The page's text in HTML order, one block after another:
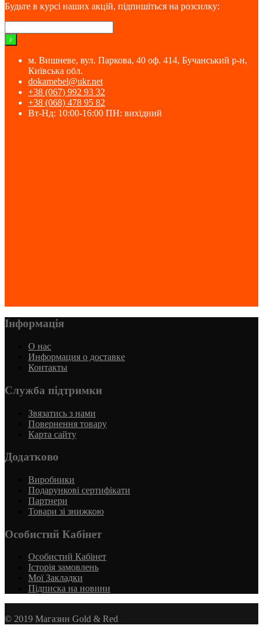
Будьте в курсі наших акцій, підпишіться на розсилку:
м. Вишневе, вул. Паркова, 40 оф. 414, Бучанський р-н,
Київська обл.
dokamebel@ukr.net
+38 (067) 992 93 32
+38 (068) 478 95 82
Вт-Нд: 10:00-16:00 ПН: вихідний
Інформація
О нас
Информация о доставке
Контакты
Служба підтримки
Звязатись з нами
Повернення товару
Карта сайту
Додатково
Виробники
Подарункові сертифікати
Партнери
Товари зі знижкою
Особистий Кабінет
Особистий Кабінет
Історія замовлень
Мої Закладки
Підписка на новини
© 2019 Магазин Gold & Red